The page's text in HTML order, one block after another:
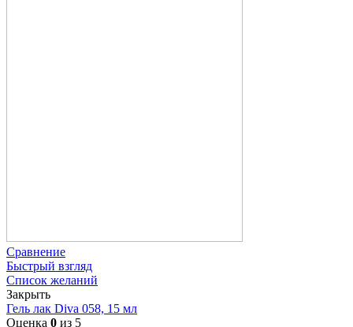
Сравнение
Быстрый взгляд
Список желаний
Закрыть
Гель лак Diva 058, 15 мл
Оценка 0 из 5